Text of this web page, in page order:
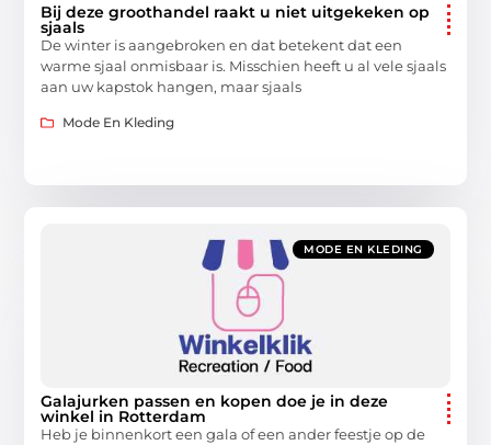
Bij deze groothandel raakt u niet uitgekeken op
sjaals
De winter is aangebroken en dat betekent dat een
warme sjaal onmisbaar is. Misschien heeft u al vele sjaals
aan uw kapstok hangen, maar sjaals
Mode En Kleding
MODE EN KLEDING
Galajurken passen en kopen doe je in deze
winkel in Rotterdam
Heb je binnenkort een gala of een ander feestje op de